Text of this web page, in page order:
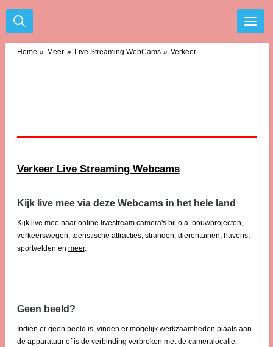
Ga
direct
Home » Meer » Live Streaming WebCams » Verkeer
Verkeer Live Streaming Webcams
Kijk live mee via deze Webcams in het hele land
Kijk live mee naar online livestream camera's bij o.a. bouwprojecten,
verkeerswegen, toeristische attracties, stranden, dierentuinen, havens,
sportvelden en meer.
Geen beeld?
Indien er geen beeld is, vinden er mogelijk werkzaamheden plaats aan
de apparatuur of is de verbinding verbroken met de cameralocatie.